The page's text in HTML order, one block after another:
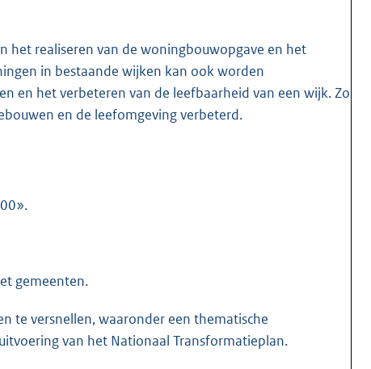
het realiseren van de woningbouwopgave en het
in bestaande wijken kan ook worden
en het verbeteren van de leefbaarheid van een wijk. Zo
en de leefomgeving verbeterd.
gemeenten.
te versnellen, waaronder een thematische
van het Nationaal Transformatieplan.